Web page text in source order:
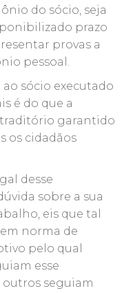
do sócio, seja
prazo
provas a
pessoal.
sócio executado
é do que a
garantido
os cidadãos
desse
sobre a sua
eis que tal
norma de
pelo qual
esse
seguiam